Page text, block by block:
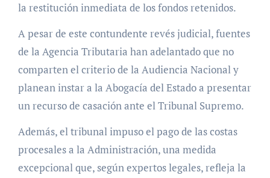
la restitución inmediata de los fondos retenidos.
A pesar de este contundente revés judicial, fuentes
de la Agencia Tributaria han adelantado que no
comparten el criterio de la Audiencia Nacional y
planean instar a la Abogacía del Estado a presentar
un recurso de casación ante el Tribunal Supremo.
Además, el tribunal impuso el pago de las costas
procesales a la Administración, una medida
excepcional que, según expertos legales, refleja la